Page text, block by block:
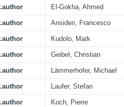
El-Gokha, Ahmed
Ansideri, Francesco
Kudolo, Mark
Geibel, Christian
Lämmerhofer, Michael
Laufer, Stefan
Koch, Pierre